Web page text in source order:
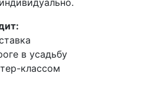
в усадьбу
классом